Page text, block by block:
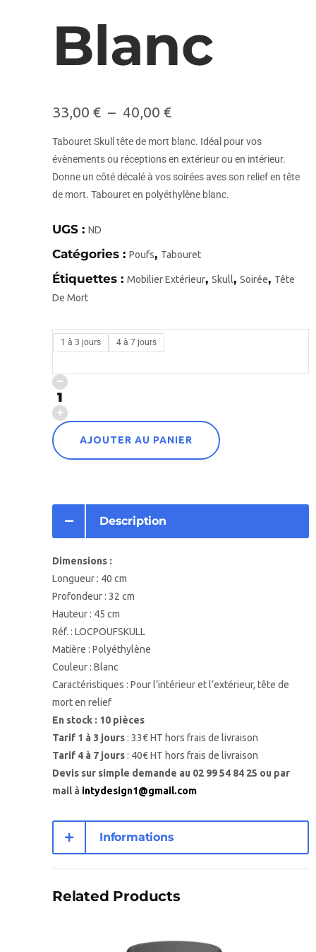
Blanc
33,00 € – 40,00 €
Tabouret Skull tête de mort blanc. Idéal pour vos
évènements ou réceptions en extérieur ou en intérieur.
Donne un côté décalé à vos soirées aves son relief en tête
de mort. Tabouret en polyéthylène blanc.
UGS : ND
Catégories : Poufs, Tabouret
Étiquettes : Mobilier Extérieur, Skull, Soirée, Tête
De Mort
1 à 3 jours 4 à 7 jours
AJOUTER AU PANIER
Description
Dimensions :
Longueur : 40 cm
Profondeur : 32 cm
Hauteur : 45 cm
Réf. : LOCPOUFSKULL
Matière : Polyéthylène
Couleur : Blanc
Caractéristiques : Pour l’intérieur et l’extérieur, tête de
mort en relief
En stock : 10 pièces
Tarif 1 à 3 jours : 33€ HT hors frais de livraison
Tarif 4 à 7 jours : 40€ HT hors frais de livraison
Devis sur simple demande au 02 99 54 84 25 ou par
mail à intydesign1@gmail.com
Informations
complémentaires
Related Products